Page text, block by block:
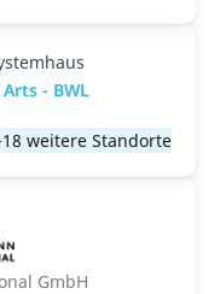
- BWL
weitere Standorte
GmbH